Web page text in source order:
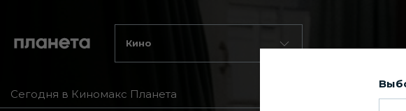
Кино
Сегодня в Киномакс Планета